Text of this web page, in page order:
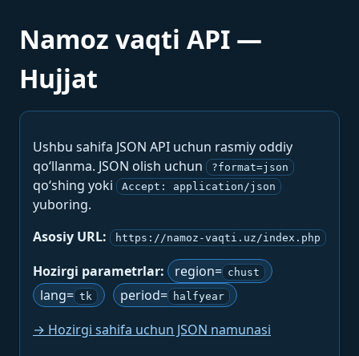
Namoz vaqti API —
Hujjat
Ushbu sahifa JSON API uchun rasmiy oddiy
qo‘llanma. JSON olish uchun
?format=json
qo‘shing yoki Accept: application/json
yuboring.
Asosiy URL:
https://namoz-vaqti.uz/index.php
Hozirgi parametrlar: region= chust
lang= tk period= halfyear
→ Hozirgi sahifa uchun JSON namunasi